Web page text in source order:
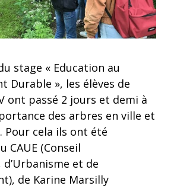
stage « Education au
Durable », les élèves de
ont passé 2 jours et demi à
des arbres en ville et
Pour cela ils ont été
CAUE (Conseil
et de
de Karine Marsilly